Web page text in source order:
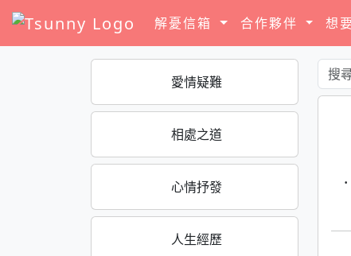
解憂信箱 合作夥伴 想
愛情疑難
相處之道
心情抒發
人生經歷
·